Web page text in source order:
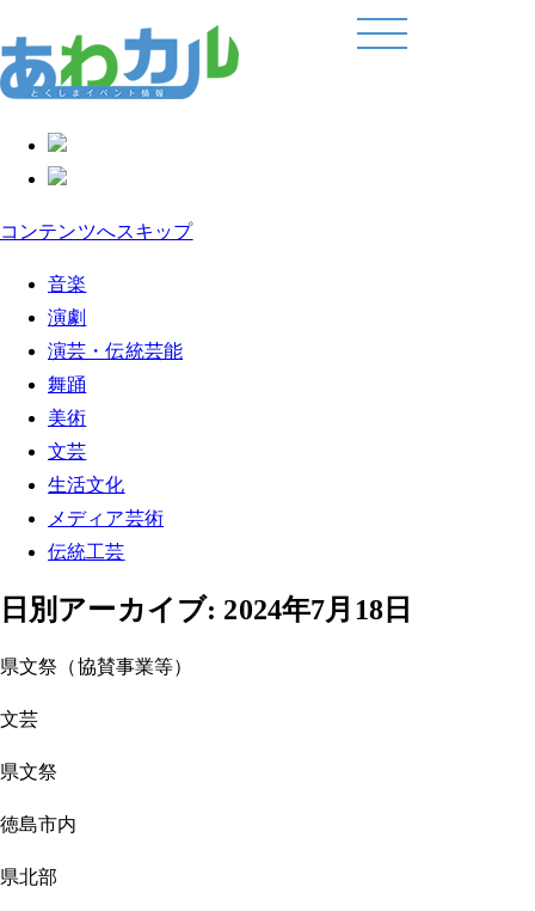
コンテンツへスキップ
音楽
演劇
演芸・伝統芸能
舞踊
美術
文芸
生活文化
メディア芸術
伝統工芸
日別アーカイブ: 2024年7月18日
県文祭（協賛事業等）
文芸
県文祭
徳島市内
県北部